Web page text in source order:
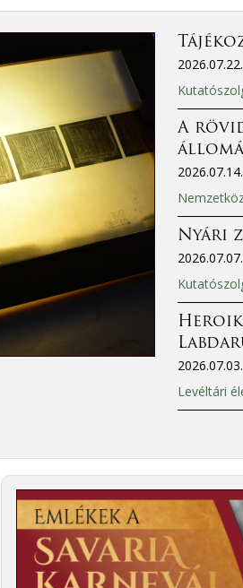
2026.07.22.
A
2026.07.14.
Nyári
2026.07.07.
2026.07.03.
Levéltári